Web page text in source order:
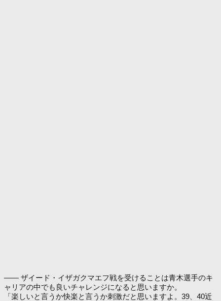
―― ザイード・イザガクマエフ戦を受けることは青木選手のキ
ャリアの中でも良いチャレンジになると思いますか。
「楽しいと言うか快楽と言うか刺激だと思いますよ。39、40近